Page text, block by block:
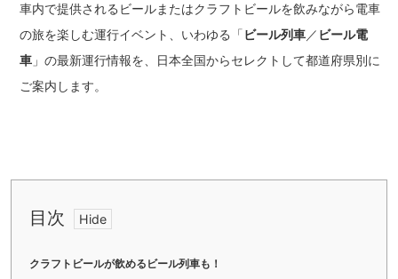
車内で提供されるビールまたはクラフトビールを飲みながら電車
の旅を楽しむ運行イベント、いわゆる「ビール列車／ ビール電
車 」の最新運行情報を、日本全国からセレクトして都道府県別に
ご案内します。
目次
クラフトビールが飲めるビール列車も！